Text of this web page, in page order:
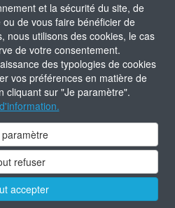
et la sécurité du site, de
de vous faire bénéficier de
nous utilisons des cookies, le cas
de votre consentement.
des typologies de cookies
vos préférences en matière de
cliquant sur "Je paramètre".
refuser
accepter